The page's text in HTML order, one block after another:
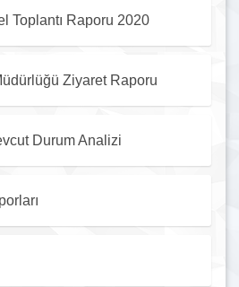
Toplantı Raporu 2020
Ziyaret Raporu
Durum Analizi